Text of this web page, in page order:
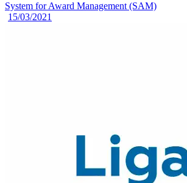
System for Award Management (SAM)
15/03/2021